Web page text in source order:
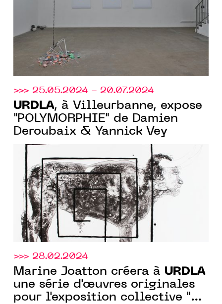
>>> 25.05.2024 - 20.07.2024
URDLA, à Villeurbanne, expose
"POLYMORPHIE" de Damien
Deroubaix & Yannick Vey
>>> 28.02.2024
Marine Joatton créera à URDLA
une série d'œuvres originales
pour l'exposition collective "Un